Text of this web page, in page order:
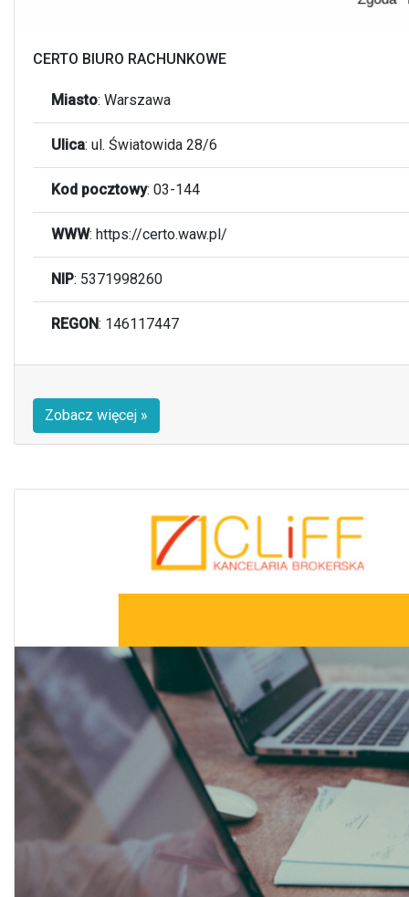
CERTO BIURO RACHUNKOWE
Miasto: Warszawa
Ulica: ul. Światowida 28/6
Kod pocztowy: 03-144
WWW: https://certo.waw.pl/
NIP: 5371998260
REGON: 146117447
Zobacz więcej »